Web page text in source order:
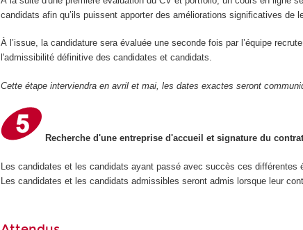
candidats afin qu’ils puissent apporter des améliorations significatives de
À l’issue, la candidature sera évaluée une seconde fois par l’équipe
l'admissibilité définitive des candidates et candidats.
Cette étape interviendra en avril et mai, les dates exactes seront
Recherche d'une entreprise d'accueil et signature du
Les candidates et les candidats ayant passé avec succès ces différentes
Les candidates et les candidats admissibles seront admis lorsque leur